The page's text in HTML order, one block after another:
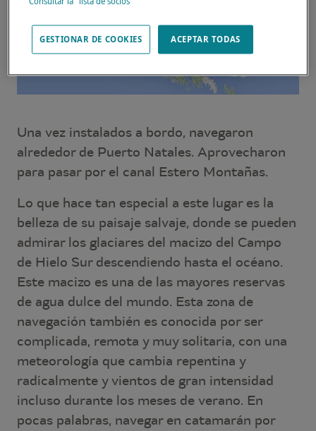
Una vez instalados a bordo, navegaron
alrededor de Puerto Natales. Aprovecharon
para pasar por el canal Estero Montañas.
Lo que hace tan especial a este lugar es la
belleza de su paisaje salvaje, donde se pueden
admirar los glaciares del macizo del Campo
de Hielo Sur descendiendo hasta el océano.
Este macizo es una de las mayores reservas
de agua dulce del mundo. Esta zona de
navegación también es conocida por ser
complicada, remota y muy solitaria, con una
meteorología que cambia repentina y
radicalmente y vientos de gran intensidad
incluso durante los meses de verano. En
pocas palabras, navegar en catamarán por
GESTIONAR DE COOKIES ACEPTAR TODAS